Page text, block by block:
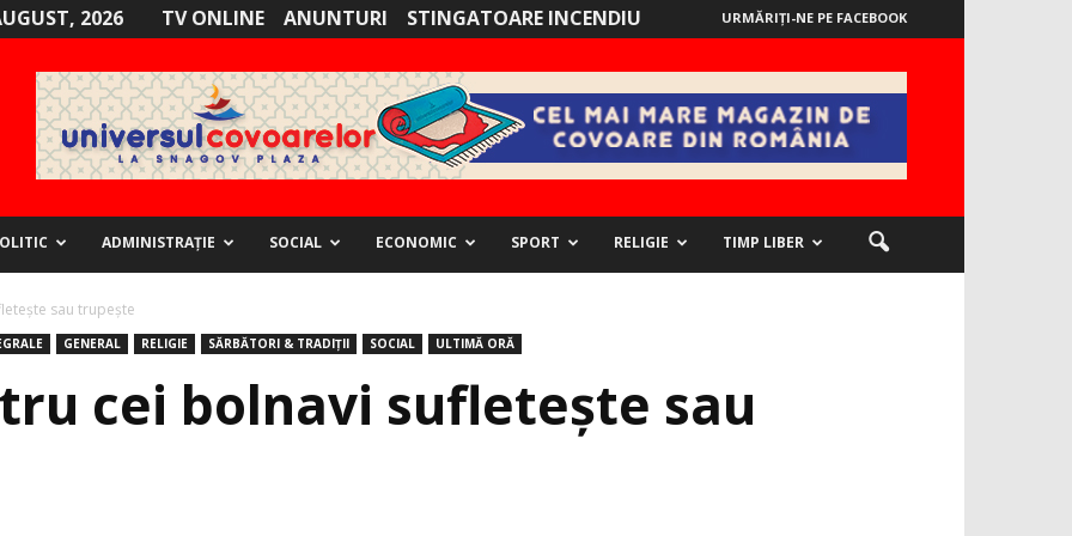
2026 TV ONLINE ANUNTURI STINGATOARE INCENDIU URMĂRIȚI-NE PE FACEBOOK
ADMINISTRAȚIE SOCIAL ECONOMIC SPORT RELIGIE TIMP LIBER
sau trupește
GENERAL RELIGIE SĂRBĂTORI & TRADIȚII SOCIAL ULTIMĂ ORĂ
cei bolnavi sufletește sau